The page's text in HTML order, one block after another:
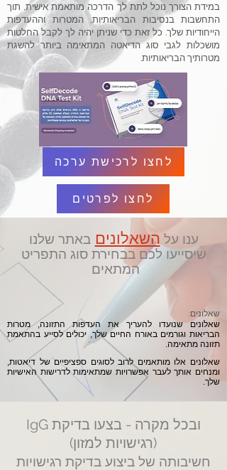
במידת הצורך נוכל לתת לך הדרכה מותאמת אישית, תוך
התחשבות בנסיבות הבריאותיות, המטרות וההעדפות
הייחודיות שלך. כל זאת כדי שניתן יהיה לך לקבל החלטות
מושכלות לגבי סוג הדיאטה המתאימה ביותר להשגת
מטרותיך הבריאותיות.
לחצו לרכישת ערכה
לחצו לפרטים
ענו על השאלונים באתר שלנו
שיסייעו לכם בבחירת סוג התפריט
המתאים
שאלונים:
שאלונים שנועדו להעריך את העדפות התזונה, מטרות
הבריאות וגורמים באורח החיים שלך, יכולים לסייע בהתאמת
תזונה מתאימה.
שאלונים אלו מותאמים לרוב לסוגים ספציפיים של דיאטות,
ומנחים אותך לעבר אפשרויות שמתאימות לדרישות האישיות
שלך.
ובכל מקרה - בצעו בדיקת IgG
(רגישויות למזון)
חשיבותה של ביצוע בדיקת רגישויות